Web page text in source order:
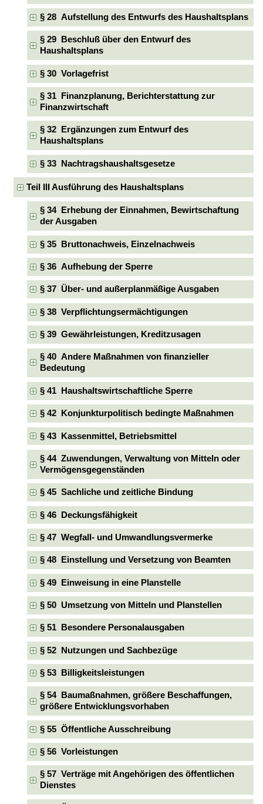
§ 28 Aufstellung des Entwurfs des Haushaltsplans
§ 29 Beschluß über den Entwurf des
Haushaltsplans
§ 30 Vorlagefrist
§ 31 Finanzplanung, Berichterstattung zur
Finanzwirtschaft
§ 32 Ergänzungen zum Entwurf des
Haushaltsplans
§ 33 Nachtragshaushaltsgesetze
Teil III Ausführung des Haushaltsplans
§ 34 Erhebung der Einnahmen, Bewirtschaftung
der Ausgaben
§ 35 Bruttonachweis, Einzelnachweis
§ 36 Aufhebung der Sperre
§ 37 Über- und außerplanmäßige Ausgaben
§ 38 Verpflichtungsermächtigungen
§ 39 Gewährleistungen, Kreditzusagen
§ 40 Andere Maßnahmen von finanzieller
Bedeutung
§ 41 Haushaltswirtschaftliche Sperre
§ 42 Konjunkturpolitisch bedingte Maßnahmen
§ 43 Kassenmittel, Betriebsmittel
§ 44 Zuwendungen, Verwaltung von Mitteln oder
Vermögensgegenständen
§ 45 Sachliche und zeitliche Bindung
§ 46 Deckungsfähigkeit
§ 47 Wegfall- und Umwandlungsvermerke
§ 48 Einstellung und Versetzung von Beamten
§ 49 Einweisung in eine Planstelle
§ 50 Umsetzung von Mitteln und Planstellen
§ 51 Besondere Personalausgaben
§ 52 Nutzungen und Sachbezüge
§ 53 Billigkeitsleistungen
§ 54 Baumaßnahmen, größere Beschaffungen,
größere Entwicklungsvorhaben
§ 55 Öffentliche Ausschreibung
§ 56 Vorleistungen
§ 57 Verträge mit Angehörigen des öffentlichen
Dienstes